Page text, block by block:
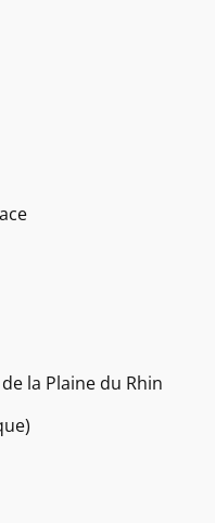
la Plaine du Rhin